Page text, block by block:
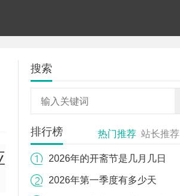
搜索
排行榜 热门推荐 站长推荐
2026年的开斋节是几月几日
2026年第一季度有多少天